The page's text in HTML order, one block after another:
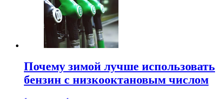
Почему зимой лучше использовать
бензин с низкооктановым числом